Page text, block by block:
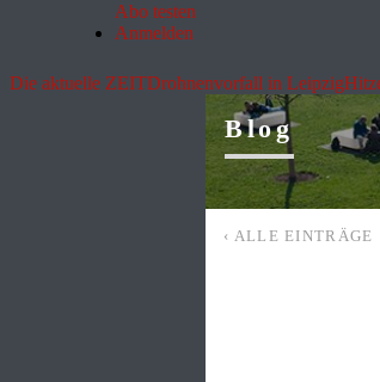
Abo testen
Anmelden
Die aktuelle ZEITDrohnenvorfall in Leipzig
Blog
‹ ALLE EINTRÄGE